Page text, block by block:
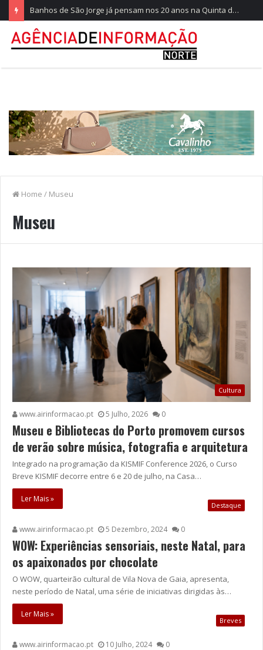
Banhos de São Jorge já pensam nos 20 anos na Quinta do Castelo
Home / Museu
Museu
Cultura
www.airinformacao.pt 5 Julho, 2026 0
Museu e Bibliotecas do Porto promovem cursos
de verão sobre música, fotografia e arquitetura
Integrado na programação da KISMIF Conference 2026, o Curso
Breve KISMIF decorre entre 6 e 20 de julho, na Casa…
Ler Mais »
Destaque
www.airinformacao.pt 5 Dezembro, 2024 0
WOW: Experiências sensoriais, neste Natal, para
os apaixonados por chocolate
O WOW, quarteirão cultural de Vila Nova de Gaia, apresenta,
neste período de Natal, uma série de iniciativas dirigidas às…
Ler Mais »
Breves
www.airinformacao.pt 10 Julho, 2024 0